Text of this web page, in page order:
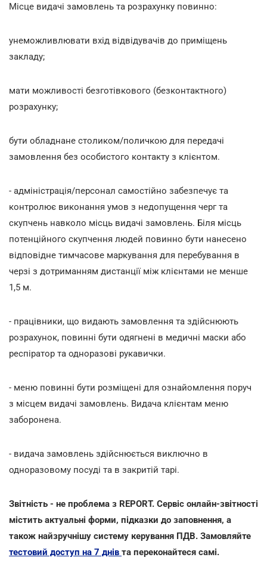
Місце видачі замовлень та розрахунку повинно:
унеможливлювати вхід відвідувачів до приміщень
закладу;
мати можливості безготівкового (безконтактного)
розрахунку;
бути обладнане столиком/поличкою для передачі
замовлення без особистого контакту з клієнтом.
- адміністрація/персонал самостійно забезпечує та
контролює виконання умов з недопущення черг та
скупчень навколо місць видачі замовлень. Біля місць
потенційного скупчення людей повинно бути нанесено
відповідне тимчасове маркування для перебування в
черзі з дотриманням дистанції між клієнтами не менше
1,5 м.
- працівники, що видають замовлення та здійснюють
розрахунок, повинні бути одягнені в медичні маски або
респіратор та одноразові рукавички.
- меню повинні бути розміщені для ознайомлення поруч
з місцем видачі замовлень. Видача клієнтам меню
заборонена.
- видача замовлень здійснюється виключно в
одноразовому посуді та в закритій тарі.
Звітність - не проблема з REPORT. Сервіс онлайн-звітності
містить актуальні форми, підказки до заповнення, а
також найзручнішу систему керування ПДВ. Замовляйте
тестовий доступ на 7 днів та переконайтеся самі.